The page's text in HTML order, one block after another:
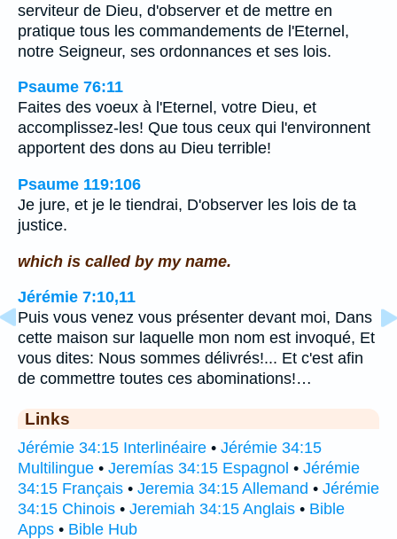
serviteur de Dieu, d'observer et de mettre en
pratique tous les commandements de l'Eternel,
notre Seigneur, ses ordonnances et ses lois.
Psaume 76:11
Faites des voeux à l'Eternel, votre Dieu, et
accomplissez-les! Que tous ceux qui l'environnent
apportent des dons au Dieu terrible!
Psaume 119:106
Je jure, et je le tiendrai, D'observer les lois de ta
justice.
which is called by my name.
Jérémie 7:10,11
Puis vous venez vous présenter devant moi, Dans
cette maison sur laquelle mon nom est invoqué, Et
vous dites: Nous sommes délivrés!... Et c'est afin
de commettre toutes ces abominations!…
Links
Jérémie 34:15 Interlinéaire • Jérémie 34:15
Multilingue • Jeremías 34:15 Espagnol • Jérémie
34:15 Français • Jeremia 34:15 Allemand • Jérémie
34:15 Chinois • Jeremiah 34:15 Anglais • Bible
Apps • Bible Hub